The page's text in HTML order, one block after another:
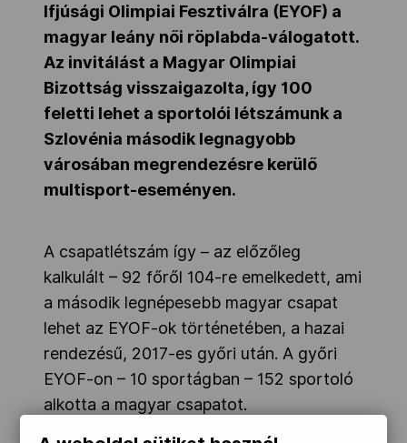
Társszervezetek
OVEP
Adatbank
Ifjúsági Olimpiai Fesztiválra (EYOF) a
magyar leány női röplabda-válogatott.
Az invitálást a Magyar Olimpiai
Bizottság visszaigazolta, így 100
feletti lehet a sportolói létszámunk a
Szlovénia második legnagyobb
városában megrendezésre kerülő
multisport-eseményen.
A csapatlétszám így – az előzőleg
kalkulált – 92 főről 104-re emelkedett, ami
a második legnépesebb magyar csapat
lehet az EYOF-ok történetében, a hazai
rendezésű, 2017-es győri után. A győri
EYOF-on – 10 sportágban – 152 sportoló
alkotta a magyar csapatot.